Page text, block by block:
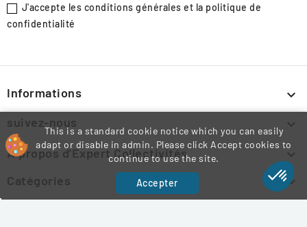
J'accepte les conditions générales et la politique de
confidentialité
Informations 
suivez-nous 
À propos d'Expert Collectivités 
Catégories 
This is a standard cookie notice which you can easily
adapt or disable in admin. Please click Accept cookies to
continue to use the site.
Accepter